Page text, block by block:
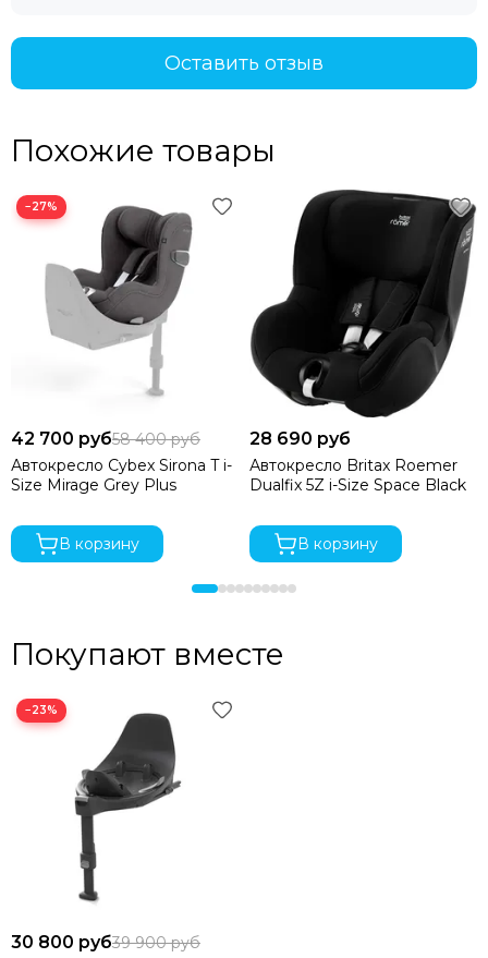
Оставить отзыв
Похожие товары
−27%
42 700 руб58 400 руб
Автокресло Cybex Sirona T i-
Size Mirage Grey Plus
В корзину
28 690 руб
Автокресло Britax Roemer
Dualfix 5Z i-Size Space Black
В корзину
Покупают вместе
−23%
30 800 руб39 900 руб